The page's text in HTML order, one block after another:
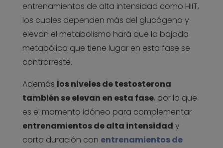
entrenamientos de alta intensidad como HIIT,
los cuales dependen más del glucógeno y
elevan el metabolismo hará que la bajada
metabólica que tiene lugar en esta fase se
contrarreste.
Además los niveles de testosterona
también se elevan en esta fase, por lo que
es el momento idóneo para complementar
entrenamientos de alta intensidad y
corta duración con entrenamientos de